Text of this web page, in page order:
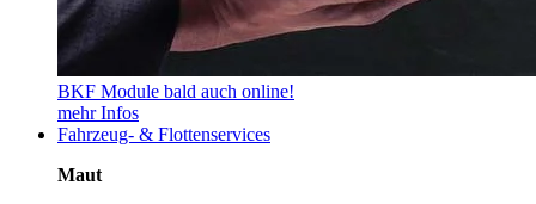
BKF Module bald auch online!
mehr Infos
Fahrzeug- & Flottenservices
Maut